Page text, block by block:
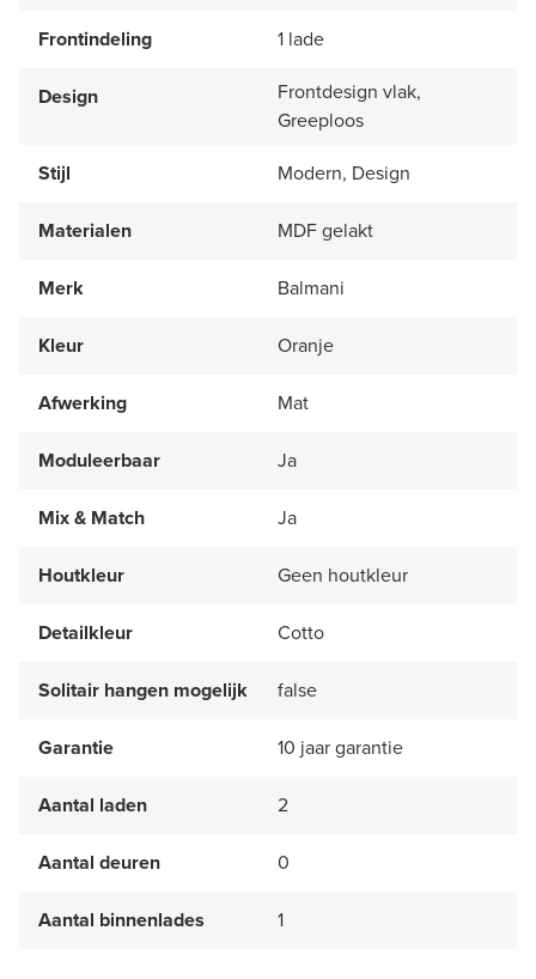
Frontindeling 1 lade
Design
Frontdesign vlak,
Greeploos
Stijl
Modern, Design
Materialen MDF gelakt
Merk Balmani
Kleur Oranje
Afwerking Mat
Moduleerbaar Ja
Mix & Match Ja
Houtkleur Geen houtkleur
Detailkleur Cotto
Solitair hangen mogelijk false
Garantie 10 jaar garantie
Aantal laden 2
Aantal deuren 0
Aantal binnenlades 1